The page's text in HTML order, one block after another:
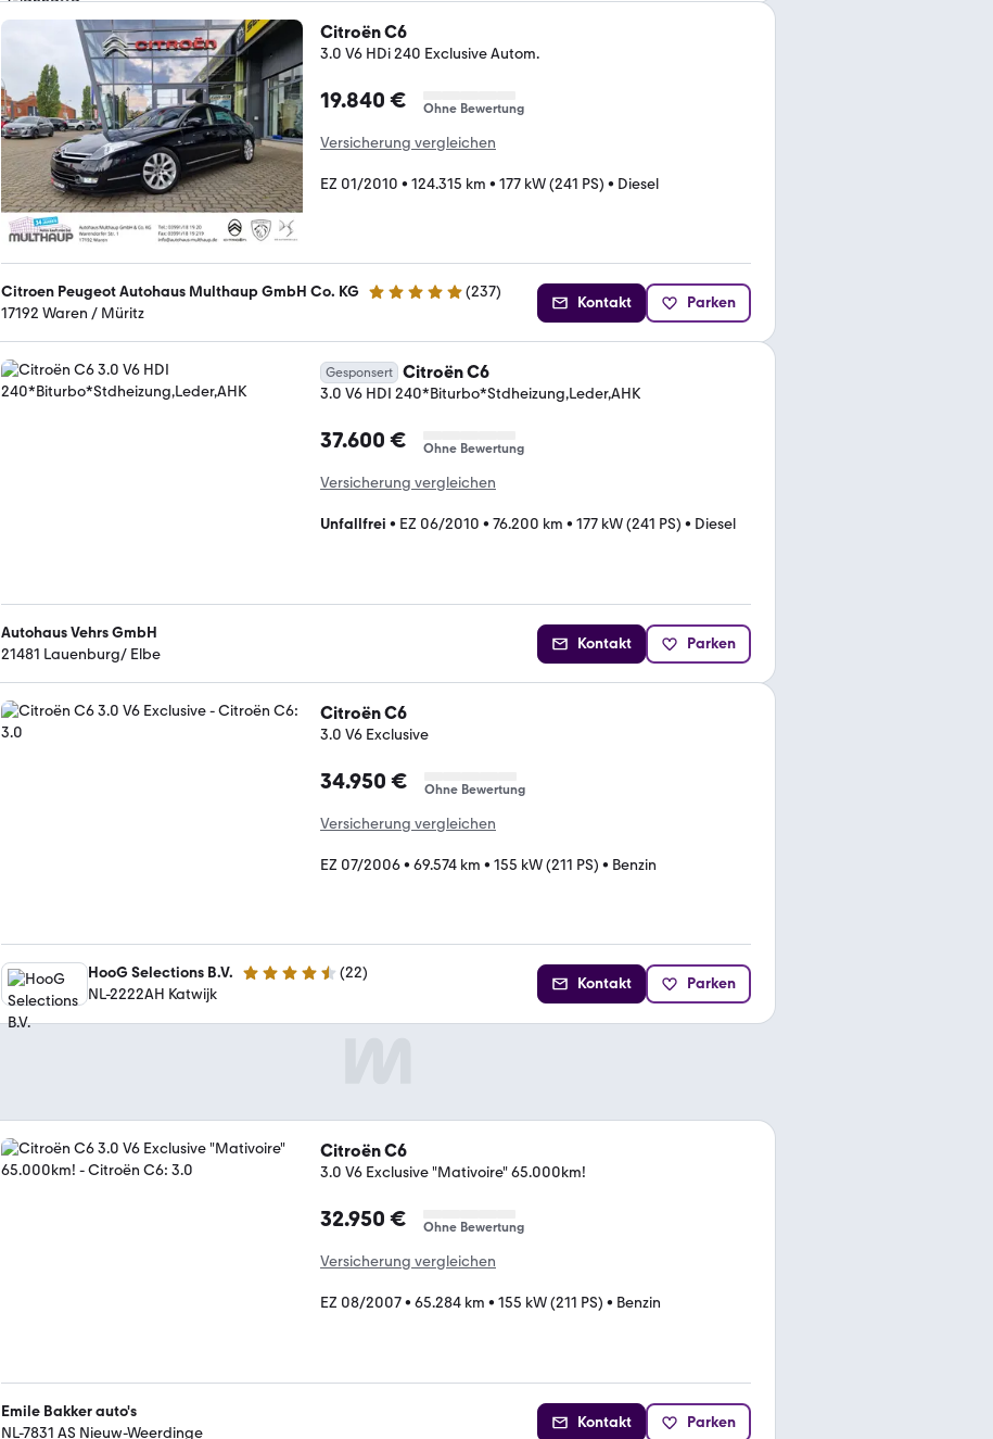
Citroën C6
3.0 V6 HDi 240 Exclusive Autom.
19.840 € Ohne Bewertung
Versicherung vergleichen
EZ 01/2010 • 124.315 km • 177 kW (241 PS) • Diesel
Citroen Peugeot Autohaus Multhaup GmbH Co. KG 4.9 Sterne (237)
17192 Waren / Müritz
Kontakt Parken
Gesponsert Citroën C6
3.0 V6 HDI 240*Biturbo*Stdheizung,Leder,AHK
37.600 € Ohne Bewertung
Versicherung vergleichen
Unfallfrei • EZ 06/2010 • 76.200 km • 177 kW (241 PS) • Diesel
Autohaus Vehrs GmbH
21481 Lauenburg/ Elbe
Kontakt Parken
Citroën C6
3.0 V6 Exclusive
34.950 € Ohne Bewertung
Versicherung vergleichen
EZ 07/2006• 69.574 km • 155 kW (211 PS) • Benzin
HooG Selections B.V. 4.3 Sterne (22)
NL-2222AH Katwijk
Kontakt Parken
Citroën C6
3.0 V6 Exclusive "Mativoire" 65.000km!
32.950 € Ohne Bewertung
Versicherung vergleichen
EZ 08/2007• 65.284 km • 155 kW (211 PS) • Benzin
Emile Bakker auto's
NL-7831 AS Nieuw-Weerdinge
Kontakt Parken